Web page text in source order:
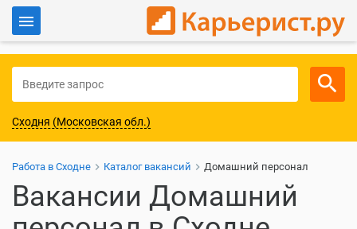
Для работодателей
Сходня (Московская обл.)
Работа в Сходне Каталог вакансий Домашний персонал
Вакансии Домашний